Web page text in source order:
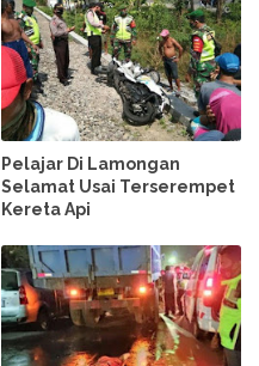
Pelajar Di Lamongan
Selamat Usai Terserempet
Kereta Api